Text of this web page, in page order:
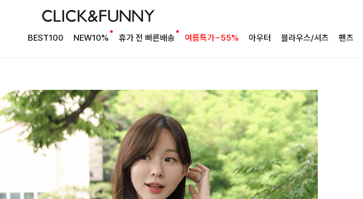
BEST100 NEW10% 휴가 전 빠른배송 여름특가~55% 아우터 블라우스/셔츠 팬츠